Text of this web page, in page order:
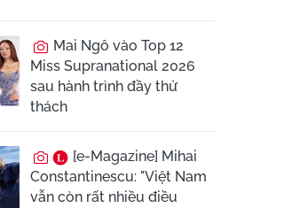
Mai Ngô vào Top 12
Miss Supranational 2026
sau hành trình đầy thử
thách
[e-Magazine] Mihai
Constantinescu: "Việt Nam
vẫn còn rất nhiều điều